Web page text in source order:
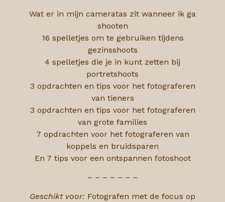
Wat er in mijn cameratas zit wanneer ik ga
shooten
16 spelletjes om te gebruiken tijdens
gezinsshoots
4 spelletjes die je in kunt zetten bij
portretshoots
3 opdrachten en tips voor het fotograferen
van tieners
3 opdrachten en tips voor het fotograferen
van grote families
7 opdrachten voor het fotograferen van
koppels en bruidsparen
En 7 tips voor een ontspannen fotoshoot
– – – – – – –
Geschikt voor: Fotografen met de focus op